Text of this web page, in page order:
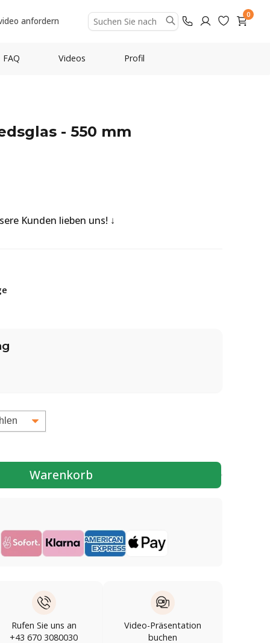
anfordern
0
FAQ Videos Profil
- 550 mm
Kunden lieben uns!
Warenkorb
Rufen Sie uns an
+43 670 3080030
Video-Präsentation
buchen